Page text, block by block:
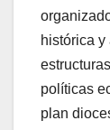
histórica
políticas
plan